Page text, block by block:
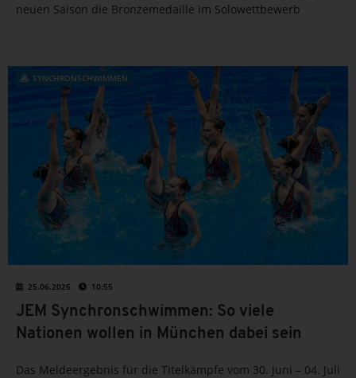
neuen Saison die Bronzemedaille im Solowettbewerb
SYNCHRONSCHWIMMEN
25.06.2026 10:55
JEM Synchronschwimmen: So viele
Nationen wollen in München dabei sein
Das Meldeergebnis für die Titelkämpfe vom 30. Juni – 04. Juli